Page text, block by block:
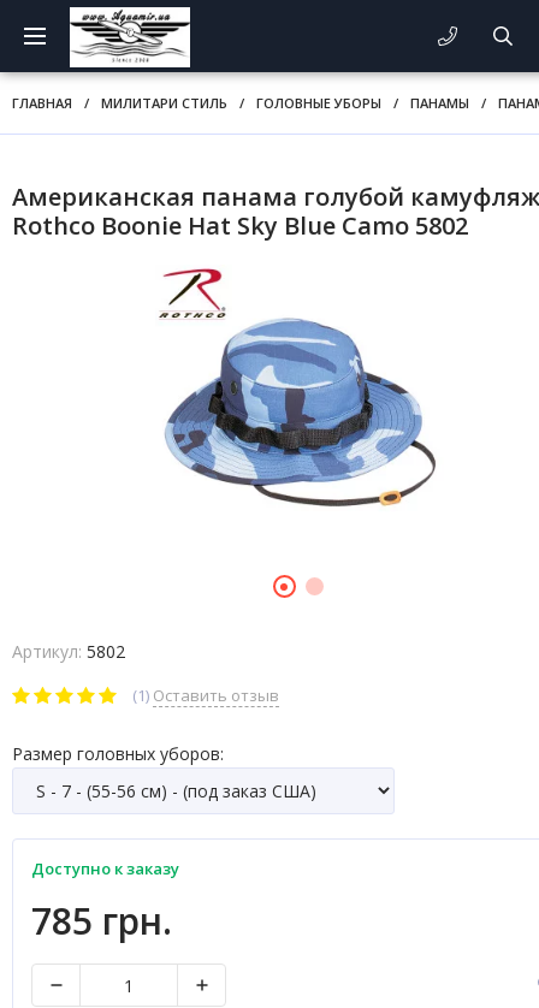
ГЛАВНАЯ / МИЛИТАРИ СТИЛЬ / ГОЛОВНЫЕ УБОРЫ / ПАНАМЫ /
Американская панама голубой камуфляж
Rothco Boonie Hat Sky Blue Camo 5802
Артикул: 5802
(1) Оставить отзыв
Размер головных уборов:
Доступно к заказу
785 грн.